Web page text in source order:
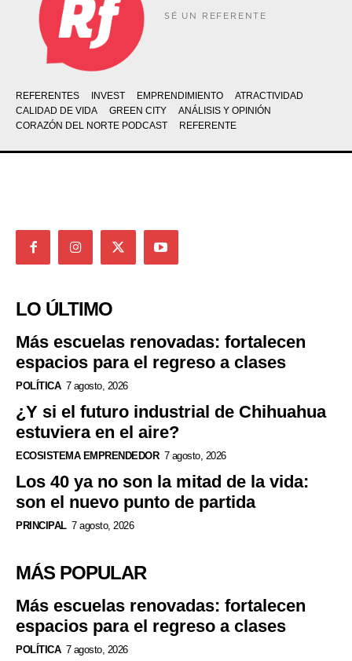
SÉ UN REFERENTE
REFERENTES INVEST EMPRENDIMIENTO
ATRACTIVIDAD
CALIDAD DE VIDA
GREEN CITY
ANÁLISIS Y OPINIÓN
CORAZÓN DEL NORTE PODCAST
REFERENTE
LO ÚLTIMO
Más escuelas renovadas: fortalecen
espacios para el regreso a clases
POLÍTICA 7 agosto, 2026
¿Y si el futuro industrial de Chihuahua
estuviera en el aire?
ECOSISTEMA EMPRENDEDOR 7 agosto, 2026
Los 40 ya no son la mitad de la vida:
son el nuevo punto de partida
PRINCIPAL 7 agosto, 2026
MÁS POPULAR
Más escuelas renovadas: fortalecen
espacios para el regreso a clases
POLÍTICA 7 agosto, 2026